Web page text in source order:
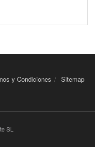
y Condiciones Sitemap
SL